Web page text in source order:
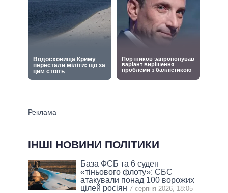
ІНШІ НОВИНИ ПОЛІТИКИ
База ФСБ та 6 суден
«тіньового флоту»: СБС
атакували понад 100 ворожих
цілей росіян 7 серпня 2026, 18:05